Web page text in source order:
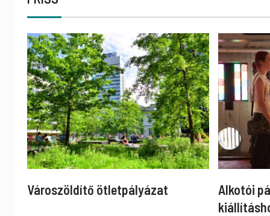
Városzöldítő ötletpályázat
Alkotói